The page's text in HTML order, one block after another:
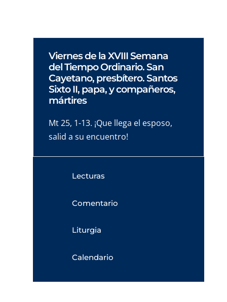
Viernes de la XVIII Semana
del Tiempo Ordinario. San
Cayetano, presbítero. Santos
Sixto II, papa, y compañeros,
mártires
Mt 25, 1-13. ¡Que llega el esposo,
salid a su encuentro!
Lecturas
Comentario
Liturgia
Calendario